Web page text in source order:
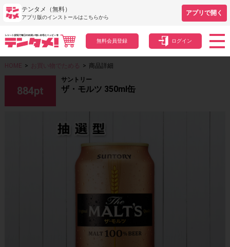
テンタメ（無料）
アプリ版のインストールはこちらから
アプリで開く
無料会員登録 ログイン
HOME > お買い物でためる > 商品詳細
884pt
サントリー
ザ・モルツ 350ml缶